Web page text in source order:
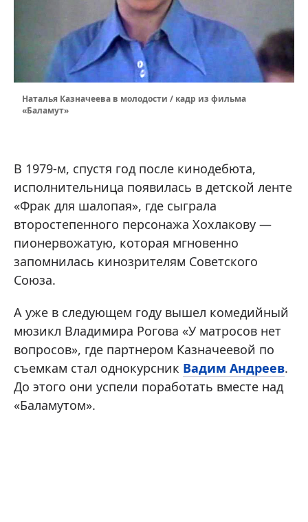
Наталья Казначеева в молодости / кадр из фильма
«Баламут»
В 1979-м, спустя год после кинодебюта,
исполнительница появилась в детской ленте
«Фрак для шалопая», где сыграла
второстепенного персонажа Хохлакову —
пионервожатую, которая мгновенно
запомнилась кинозрителям Советского
Союза.
А уже в следующем году вышел комедийный
мюзикл Владимира Рогова «У матросов нет
вопросов», где партнером Казначеевой по
съемкам стал однокурсник Вадим Андреев.
До этого они успели поработать вместе над
«Баламутом».